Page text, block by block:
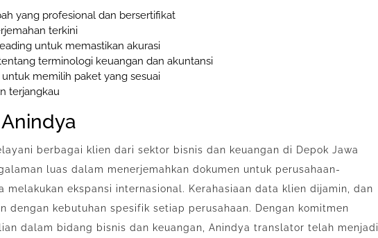
yang profesional dan bersertifikat
terkini
untuk memastikan akurasi
terminologi keuangan dan akuntansi
memilih paket yang sesuai
terjangkau
berbagai klien dari sektor bisnis dan keuangan di Depok Jawa
luas dalam menerjemahkan dokumen untuk perusahaan-
melakukan ekspansi internasional. Kerahasiaan data klien dijamin, dan
dengan kebutuhan spesifik setiap perusahaan. Dengan komitmen
dalam bidang bisnis dan keuangan, Anindya translator telah menjadi